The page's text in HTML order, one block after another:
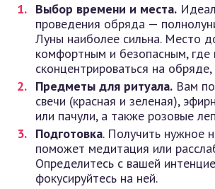
Выбор времени и места.
проведения обряда —
Луны наиболее сильна. Место
комфортным и безопасным,
сконцентрироваться на обряде,
Предметы для ритуала. Вам
свечи (красная и зеленая),
или пачули, а также розовые
Подготовка. Получить нужное
поможет медитация или
Определитесь с вашей
фокусируйтесь на ней.